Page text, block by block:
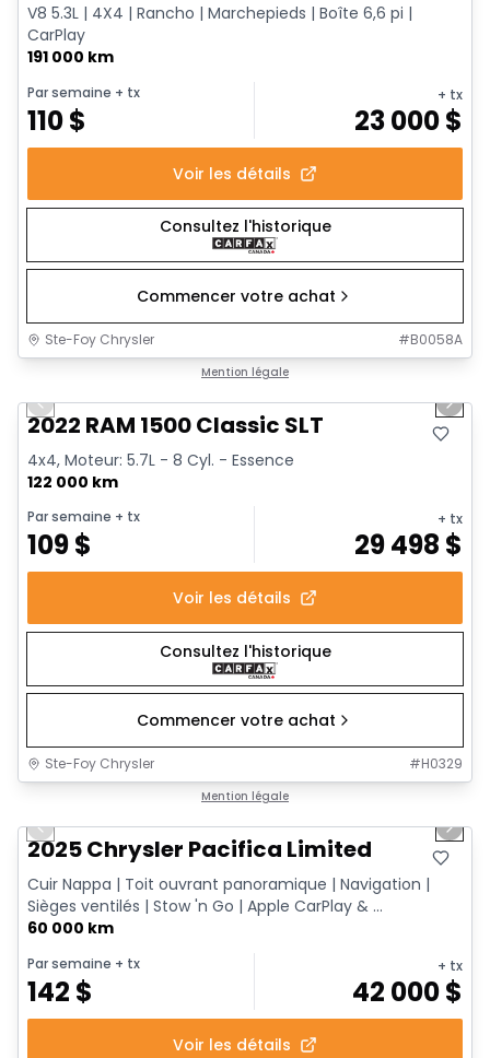
V8 5.3L | 4X4 | Rancho | Marchepieds | Boîte 6,6 pi |
CarPlay
191 000 km
Par semaine + tx
110$
+ tx
23 000$
Voir les détails
Consultez l'historique
Commencer votre achat
Ste-Foy Chrysler #B0058A
Mention légale
Previous slide Next
2022 RAM 1500 Classic SLT
4x4, Moteur: 5.7L - 8 Cyl. - Essence
122 000 km
Par semaine + tx
109$
+ tx
29 498 $
Voir les détails
Consultez l'historique
Commencer votre achat
Ste-Foy Chrysler #H0329
Mention légale
Previous slide Next
2025 Chrysler Pacifica Limited
Cuir Nappa | Toit ouvrant panoramique | Navigation |
Sièges ventilés | Stow 'n Go | Apple CarPlay & ...
60 000 km
Par semaine + tx
142 $
+ tx
42 000$
Voir les détails